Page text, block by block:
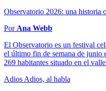
Observatorio 2026: una historia
Por Ana Webb
El Observatorio es un festival
el último fin de semana de junio
269 habitantes situado en el
Adios Adios, al habla